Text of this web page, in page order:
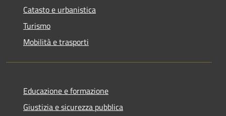
Catasto e urbanistica
Turismo
Mobilità e trasporti
Educazione e formazione
Giustizia e sicurezza pubblica